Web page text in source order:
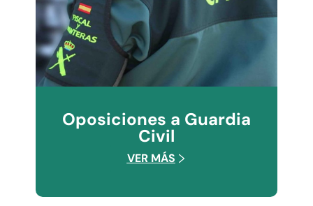
Oposiciones a Guardia
Civil
VER MÁS